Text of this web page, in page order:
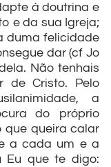
à doutrina e
e da sua Igreja;
duma felicidade
dar (cf Jo
Não tenhais
de Cristo. Pelo
a
do próprio
que queira calar
a cada um e a
Eu que te digo: